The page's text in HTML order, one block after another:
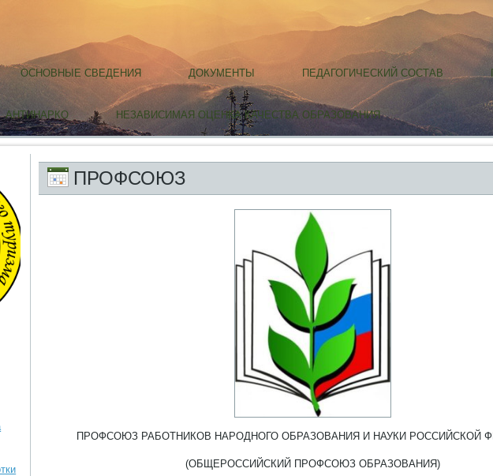
ОСНОВНЫЕ СВЕДЕНИЯ ДОКУМЕНТЫ ПЕДАГОГИЧЕСКИЙ СОСТАВ
АНТИНАРКО НЕЗАВИСИМАЯ ОЦЕНКА КАЧЕСТВА ОБРАЗОВАНИЯ
ПРОФСОЮЗ
ПРОФСОЮЗ РАБОТНИКОВ НАРОДНОГО ОБРАЗОВАНИЯ И НАУКИ РОССИЙСКОЙ
(ОБЩЕРОССИЙСКИЙ ПРОФСОЮЗ ОБРАЗОВАНИЯ)